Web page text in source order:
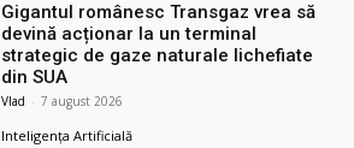
Gigantul românesc Transgaz vrea să
devină acționar la un terminal
strategic de gaze naturale lichefiate
din SUA
Vlad - 7 august 2026
Inteligența Artificială